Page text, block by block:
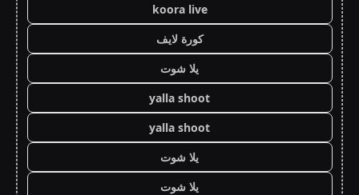
koora live
كورة لايف
يلا شوت
yalla shoot
yalla shoot
يلا شوت
يلا شوت